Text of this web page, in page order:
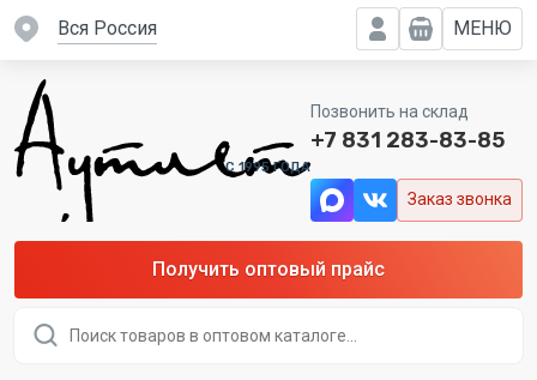
вся Россия МЕНЮ
C 1995 ГОДА
Позвонить на склад
+7 831 283-83-85
Заказ звонка
Получить оптовый прайс
товаров